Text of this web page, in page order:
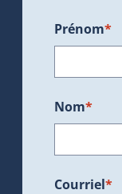
Prénom*
Nom*
Courriel*